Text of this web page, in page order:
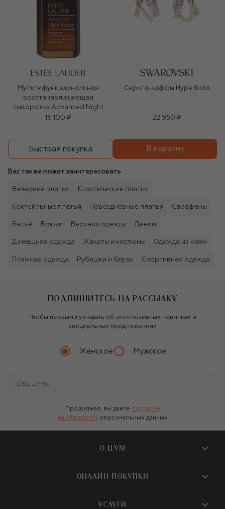
Мультифункциональная
восстанавливающая
сыворотка Advanced Night
Repair (50ml)
16 100 ₽
Серьги-каффы Hyperbola
22 950 ₽
Быстрая покупка В корзину
Вас также может заинтересовать
Вечерние платья Классические платья
Коктейльные платья Повседневные платья Сарафаны
Бельё Брюки Верхняя одежда Деним
Домашняя одежда Жакеты и костюмы Одежда из кожи
Пляжная одежда Рубашки и блузы Спортивная одежда
ПОДПИШИТЕСЬ НА РАССЫЛКУ
Чтобы первыми узнавать об эксклюзивных новинках и
специальных предложениях
Женское Мужское
Продолжая, вы даете согласие
на обработку персональных данных
О ЦУМ
О магазине
Бутики и ПВЗ ЦУМ
ОНЛАЙН ПОКУПКИ
УСЛУГИ